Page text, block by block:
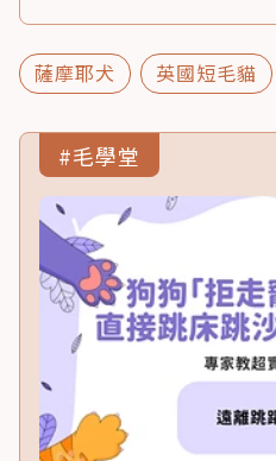
薩摩耶犬 英國短毛貓
#毛學堂